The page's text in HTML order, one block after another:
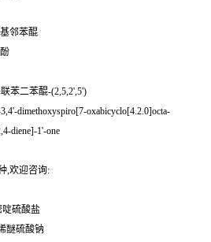
邻苯醌
苯二苯醌-(2,5,2',5')
dimethoxyspiro[7-oxabicyclo[4.2.0]octa-
diene]-1'-one
,欢迎咨询:
啶硫酸盐
醚硫酸钠